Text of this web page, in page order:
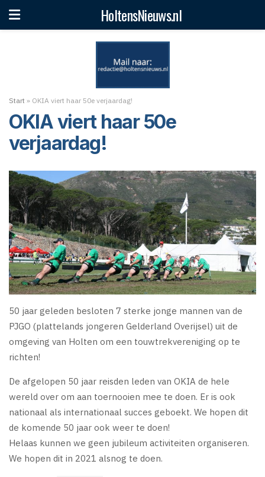
HoltensNieuws.nl
Start » OKIA viert haar 50e verjaardag!
OKIA viert haar 50e
verjaardag!
50 jaar geleden besloten 7 sterke jonge mannen van de
PJGO (plattelands jongeren Gelderland Overijsel) uit de
omgeving van Holten om een touwtrekvereniging op te
richten!
De afgelopen 50 jaar reisden leden van OKIA de hele
wereld over om aan toernooien mee te doen. Er is ook
nationaal als internationaal succes geboekt. We hopen dit
de komende 50 jaar ook weer te doen!
Helaas kunnen we geen jubileum activiteiten organiseren.
We hopen dit in 2021 alsnog te doen.